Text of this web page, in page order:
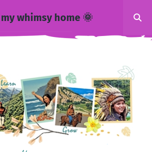
whimsy home 🌞